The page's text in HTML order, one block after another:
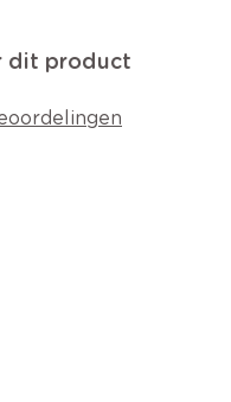
dit product